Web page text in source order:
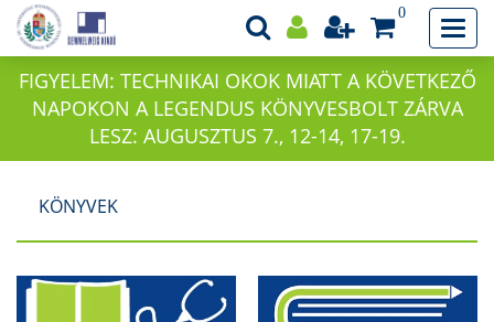
0
FIGYELEM: TECHNIKAI OKOK MIATT A KÖVETKEZŐ
NAPOKON A LEGENDUS KÖNYVESBOLT ZÁRVA
LESZ: AUGUSZTUS 7., 12-14, 17-19.
KÖNYVEK